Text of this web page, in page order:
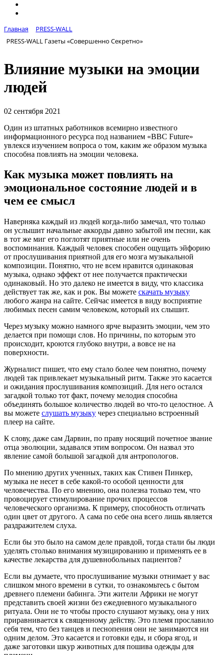
Главная
PRESS-WALL
PRESS-WALL Газеты «Совершенно Секретно»
Влияние музыки на эмоции
людей
02 сентября 2021
Один из штатных работников всемирно известного
информационного ресурса под названием «BBC Future»
увлекся изучением вопроса о том, каким же образом музыка
способна повлиять на эмоции человека.
Как музыка может повлиять на
эмоциональное состояние людей и в
чем ее смысл
Наверняка каждый из людей когда-либо замечал, что только
он услышит начальные аккорды давно забытой им песни, как
в тот же миг его поглотят приятные или не очень
воспоминания. Каждый человек способен ощущать эйфорию
от прослушивания приятной для его мозга музыкальной
композиции. Понятно, что не всем нравится одинаковая
музыка, однако эффект от нее получается практически
одинаковый. Но это далеко не имеется в виду, что классика
действует так же, как и рок. Вы можете скачать музыку
любого жанра на сайте. Сейчас имеется в виду восприятие
любимых песен самим человеком, который их слышит.
Через музыку можно намного ярче выразить эмоции, чем это
делается при помощи слов. Но причины, по которым это
происходит, кроются глубоко внутри, а вовсе не на
поверхности.
Журналист пишет, что ему стало более чем понятно, почему
людей так привлекает музыкальный ритм. Также это касается
и ожидания прослушивания композиций. Для него остался
загадкой только тот факт, почему мелодия способна
объединять большое количество людей во что-то целостное. А
вы можете слушать музыку через специально встроенный
плеер на сайте.
К слову, даже сам Дарвин, по праву носящий почетное звание
отца эволюции, задавался этим вопросом. Он назвал это
явление самой большой загадкой для антропологов.
По мнению других ученных, таких как Стивен Пинкер,
музыка не несет в себе какой-то особой ценности для
человечества. По его мнению, она полезна только тем, что
провоцирует стимулирование прочих процессов
человеческого организма. К примеру, способность отличать
один цвет от другого. А сама по себе она всего лишь является
раздражителем слуха.
Если бы это было на самом деле правдой, тогда стали бы люди
уделять столько внимания музицированию и применять ее в
качестве лекарства для душевнобольных пациентов?
Если вы думаете, что прослушивание музыки отнимает у вас
слишком много времени в сутки, то ознакомьтесь с бытом
древнего племени бабинга. Эти жители Африки не могут
представить своей жизни без ежедневного музыкального
ритуала. Они не то чтобы просто слушают музыку, она у них
приравнивается к священному действу. Это племя прославило
себя тем, что без танцев и песнопения они не занимаются ни
одним делом. Это касается и готовки еды, и сбора ягод, и
даже заготовки шкур животных для пошива одежды для